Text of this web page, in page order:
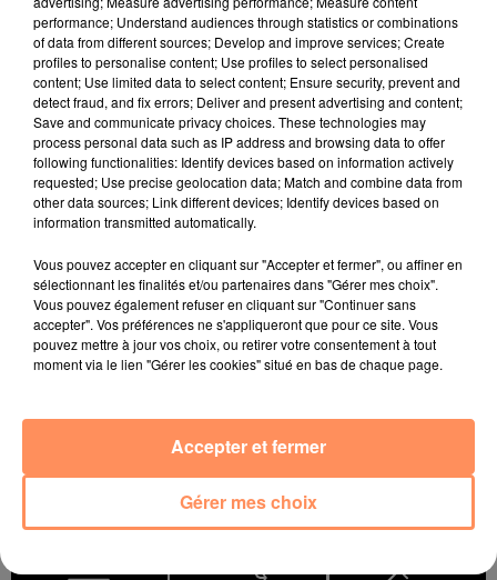
l'horoscope
Bélier Taureau Gémeaux
performance; Understand audiences through statistics or combinations
of data from different sources; Develop and improve services; Create
profiles to personalise content; Use profiles to select personalised
content; Use limited data to select content; Ensure security, prevent and
detect fraud, and fix errors; Deliver and present advertising and content;
Save and communicate privacy choices. These technologies may
process personal data such as IP address and browsing data to offer
following functionalities: Identify devices based on information actively
requested; Use precise geolocation data; Match and combine data from
other data sources; Link different devices; Identify devices based on
information transmitted automatically.
Vous pouvez accepter en cliquant sur "Accepter et fermer", ou affiner en
sélectionnant les finalités et/ou partenaires dans "Gérer mes choix".
Vous pouvez également refuser en cliquant sur "Continuer sans
accepter". Vos préférences ne s'appliqueront que pour ce site. Vous
pouvez mettre à jour vos choix, ou retirer votre consentement à tout
moment via le lien "Gérer les cookies" situé en bas de chaque page.
Gérer mes choix
Accepter et fermer